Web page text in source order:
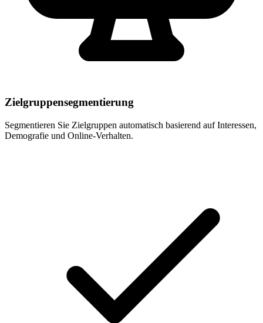
Zielgruppensegmentierung
Segmentieren Sie Zielgruppen automatisch basierend auf Interessen,
Demografie und Online-Verhalten.